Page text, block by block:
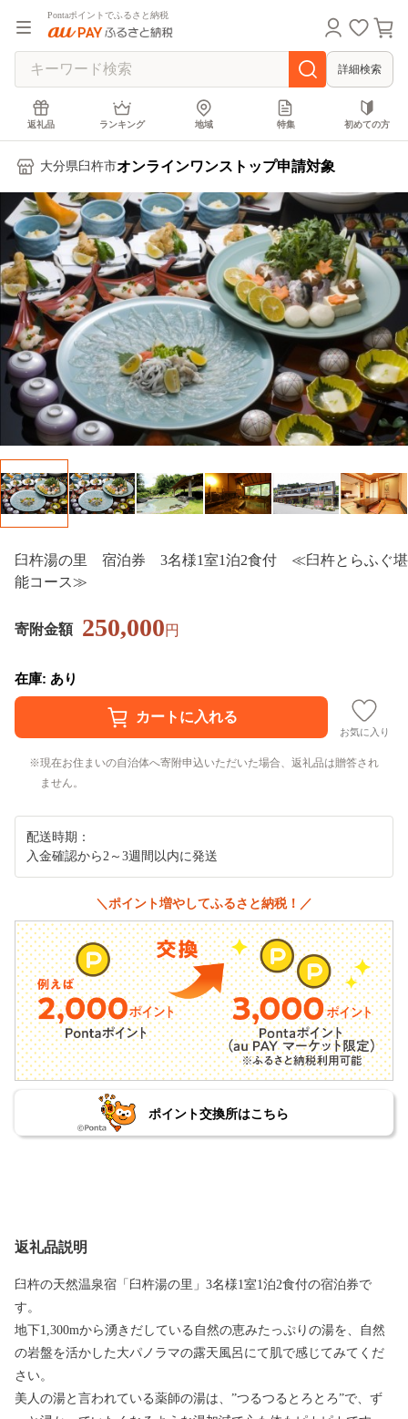
Pontaポイントでふるさと納税
詳細検索
返礼品 ランキング 地域 特集 初めての方
大分県臼杵市オンラインワンストップ申請対象
臼杵湯の里 宿泊券 3名様1室1泊2食付 ≪臼杵とらふぐ堪
能コース≫
寄附金額 250,000円
在庫: あり
お気に入り
現在お住まいの自治体へ寄附申込いただいた場合、返礼品は贈答され
ません。
配送時期：
入金確認から2～3週間以内に発送
＼ポイント増やしてふるさと納税！／
ポイント交換所はこちら
返礼品説明
臼杵の天然温泉宿「臼杵湯の里」3名様1室1泊2食付の宿泊券で
す。
地下1,300mから湧きだしている自然の恵みたっぷりの湯を、自然
の岩盤を活かした大パノラマの露天風呂にて肌で感じてみてくだ
さい。
美人の湯と言われている薬師の湯は、”つるつるとろとろ”で、ず